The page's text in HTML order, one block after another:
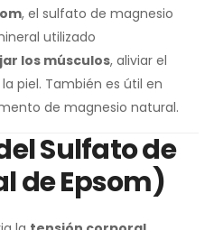
, el sulfato de magnesio
utilizado
los músculos, aliviar el
piel. También es útil en
de magnesio natural.
Sulfato de
de Epsom)